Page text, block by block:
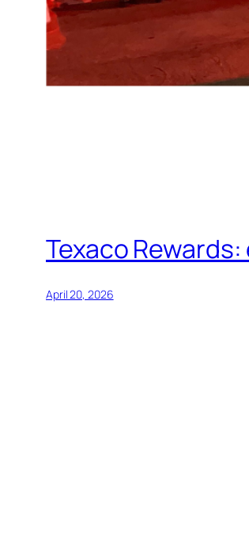
Texaco
April 20, 2026